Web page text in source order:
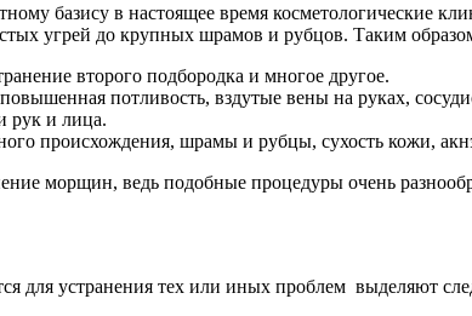
базису в настоящее время косметологические
угрей до крупных шрамов и рубцов. Таким
второго подбородка и многое другое.
потливость, вздутые вены на руках,
рук и лица.
происхождения, шрамы и рубцы, сухость кожи,
морщин, ведь подобные процедуры очень
для устранения тех или иных проблем выделяют